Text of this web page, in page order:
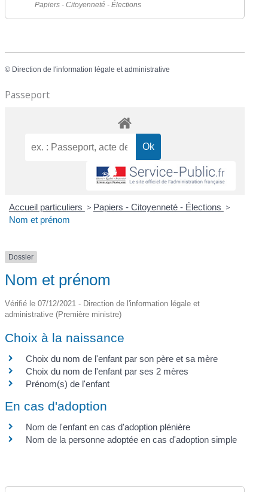
Papiers - Citoyenneté - Élections
© Direction de l'information légale et administrative
Passeport
Accueil particuliers > Papiers - Citoyenneté - Élections >
Nom et prénom
Dossier
Nom et prénom
Vérifié le 07/12/2021 - Direction de l'information légale et
administrative (Première ministre)
Choix à la naissance
Choix du nom de l'enfant par son père et sa mère
Choix du nom de l'enfant par ses 2 mères
Prénom(s) de l'enfant
En cas d'adoption
Nom de l'enfant en cas d'adoption plénière
Nom de la personne adoptée en cas d'adoption simple